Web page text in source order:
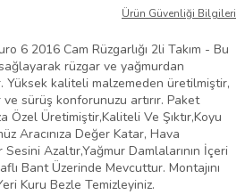
Ürün Güvenliği Bilgileri
6 2016 Cam Rüzgarlığı 2li Takım - Bu
rüzgar ve yağmurdan
Yüksek kaliteli malzemeden üretilmiştir,
sürüş konforunuzu artırır. Paket
Özel Üretimiştir,Kaliteli Ve Şıktır,Koyu
Aracınıza Değer Katar, Hava
Azaltır,Yağmur Damlalarının İçeri
Bant Üzerinde Mevcuttur. Montajını
Kuru Bezle Temizleyiniz.